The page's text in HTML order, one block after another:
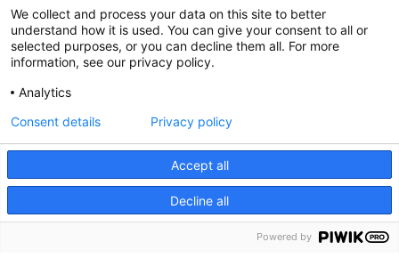
@CGTCatalunya
cgtcatalunya
CGTCatalunya
cgtcatalunya
Desenvolupat per
We collect and process your data on this site to better
understand how it is used. You can give your consent to all or
selected purposes, or you can decline them all. For more
information, see our privacy policy.
Analytics
Accept all
Decline all
Consent details Privacy policy
Powered by